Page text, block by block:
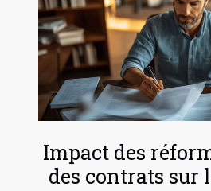
Impact des
des contrats sur